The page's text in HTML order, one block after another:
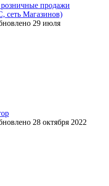
продажи
сеть Магазинов)
29 июля
28 октября 2022